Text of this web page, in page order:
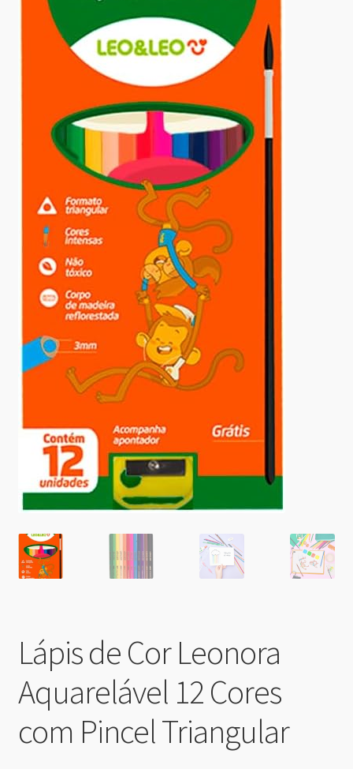
Lápis de Cor Leonora
Aquarelável 12 Cores
com Pincel Triangular